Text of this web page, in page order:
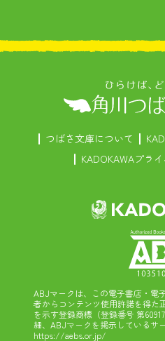
つばさ文庫について
KADOKAWAプラ
ABJマークは、この電子書店・電
者からコンテンツ使用許諾を得た
を示す登録商標（登録番号 第
細、ABJマークを掲示しているサ
https://aebs.or.jp/